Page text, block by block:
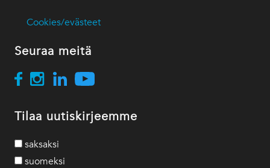
Cookies/evästeet
Seuraa meitä
Tilaa uutiskirjeemme
saksaksi
suomeksi